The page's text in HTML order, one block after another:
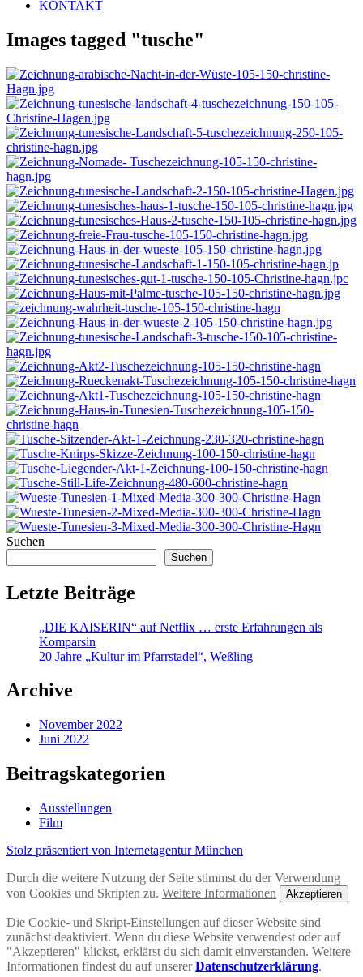
KONTAKT
Images tagged "tusche"
Suchen
Suchen
Letzte Beiträge
„DIE KAISERIN“ auf Netflix … erste Erfahrungen als
Komparsin
20 Jahre „Kultur im Pfarrstadel“, Weßling
Archive
November 2022
Juni 2022
Beitragskategorien
Ausstellungen
Film
Stolz präsentiert von Internetagentur München
Durch die weitere Nutzung der Seite stimmst du der Verwendung
von Cookies und Skripten zu. Weitere Informationen Akzeptieren
Die Cookie- und Skript-Einstellungen auf dieser Website sind
zunächst deaktiviert. Wenn du diese Website verwendest oder auf
"Akzeptieren" klickst, erklärst du sich damit einverstanden. Weitere
Informationen findest du auf unsererDatenschutzerklärung.